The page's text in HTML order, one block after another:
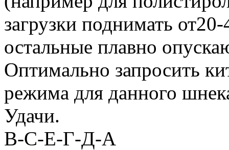
загрузки поднимать
остальные плавно
Оптимально запросить
режима для данного
Удачи.
В-С-Е-Г-Д-А